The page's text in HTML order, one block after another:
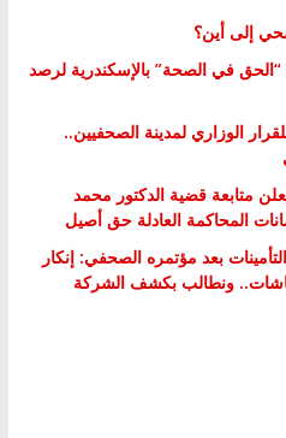
إلى أين؟
في الصحة” بالإسكندرية لرصد
الوزاري لمدينة الصحفيين..
متابعة قضية الدكتور محمد
المحاكمة العادلة حق أصيل
بعد مؤتمره الصحفي: إنكار
ونطالب بكشف الشركة